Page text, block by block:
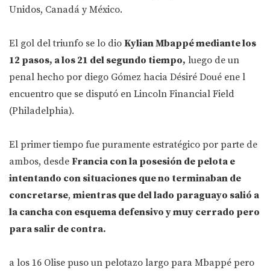
Unidos, Canadá y México.
El gol del triunfo se lo dio Kylian Mbappé mediante los
12 pasos, a los 21 del segundo tiempo, luego de un
penal hecho por diego Gómez hacia Désiré Doué ene l
encuentro que se disputó en Lincoln Financial Field
(Philadelphia).
El primer tiempo fue puramente estratégico por parte de
ambos, desde Francia con la posesión de pelota e
intentando con situaciones que no terminaban de
concretarse, mientras que del lado paraguayo salió a
la cancha con esquema defensivo y muy cerrado pero
para salir de contra.
a los 16 Olise puso un pelotazo largo para Mbappé pero